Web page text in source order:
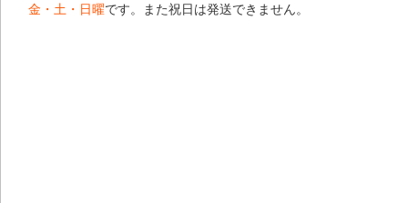
金・土・日曜です。また祝日は発送できません。